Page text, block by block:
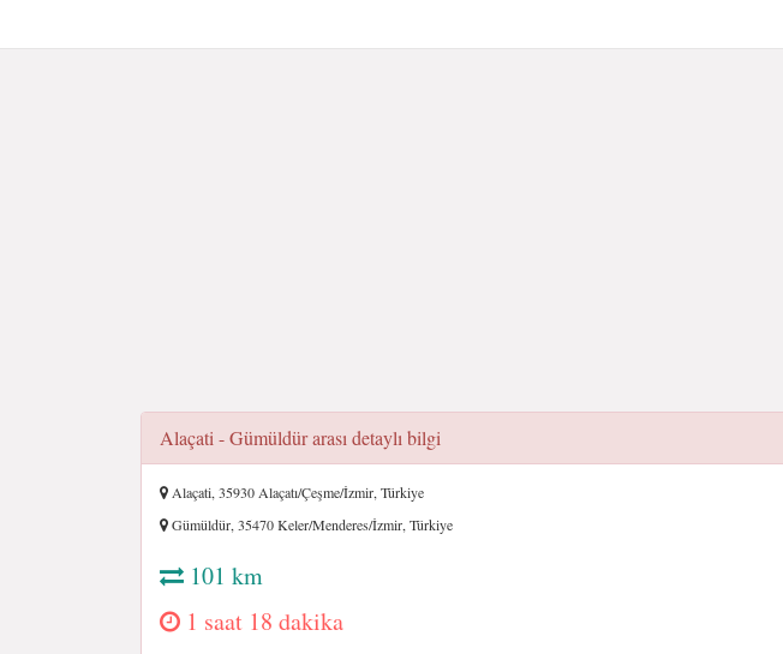
Alaçati - Gümüldür arası detaylı bilgi
Alaçati, 35930 Alaçatı/Çeşme/İzmir, Türkiye
Gümüldür, 35470 Keler/Menderes/İzmir, Türkiye
101 km
1 saat 18 dakika